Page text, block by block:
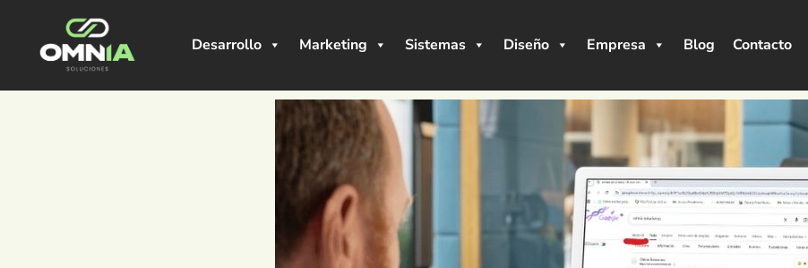
Desarrollo Marketing Sistemas Diseño Empresa Blog Contacto